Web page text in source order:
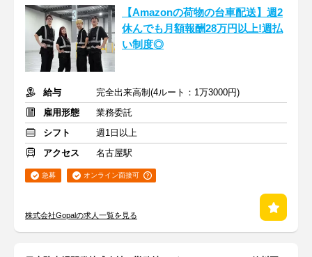
【Amazonの荷物の台車配送】週2
休んでも月額報酬28万円以上!週払
い制度◎
給与
完全出来高制(4ルート：1万3000円)
雇用形態
業務委託
シフト
週1日以上
アクセス
名古屋駅
急募 オンライン面接可
株式会社Gopalの求人一覧を見る